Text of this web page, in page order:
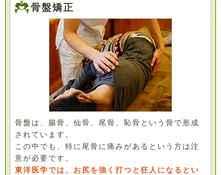
骨盤矯正
骨盤は、腸骨、仙骨、尾骨、恥骨という骨で形成
されています。
この中でも、特に尾骨に痛みがあるという方は注
意が必要です。
東洋医学では、お尻を強く打つと狂人になるとい